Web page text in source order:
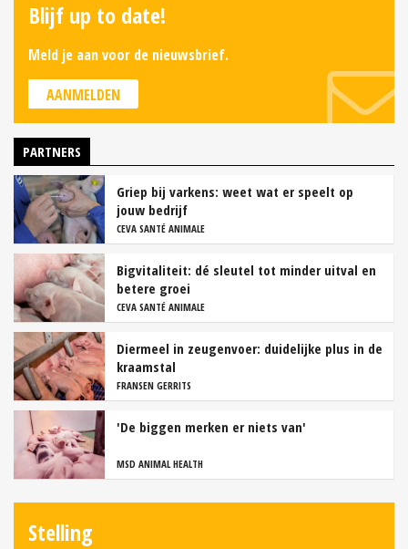
Blijf up to date!
Meld je aan voor de nieuwsbrief.
AANMELDEN
PARTNERS
Griep bij varkens: weet wat er speelt op
jouw bedrijf
CEVA SANTÉ ANIMALE
Bigvitaliteit: dé sleutel tot minder uitval en
betere groei
CEVA SANTÉ ANIMALE
Diermeel in zeugenvoer: duidelijke plus in de
kraamstal
FRANSEN GERRITS
'De biggen merken er niets van'
MSD ANIMAL HEALTH
Stelling